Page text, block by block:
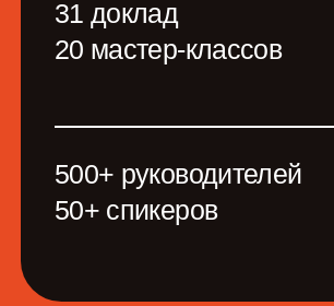
Полезно для тех, кто
управляет командами,
проектами или
собственным бизнесом